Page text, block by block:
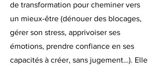
de transformation pour cheminer vers
un mieux-être (dénouer des blocages,
gérer son stress, apprivoiser ses
émotions, prendre confiance en ses
capacités à créer, sans jugement…). Elle